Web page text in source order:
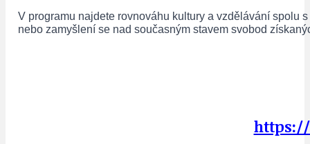
V programu najdete rovnováhu kultury a vzdělávání spolu
nebo zamyšlení se nad současným stavem svobod